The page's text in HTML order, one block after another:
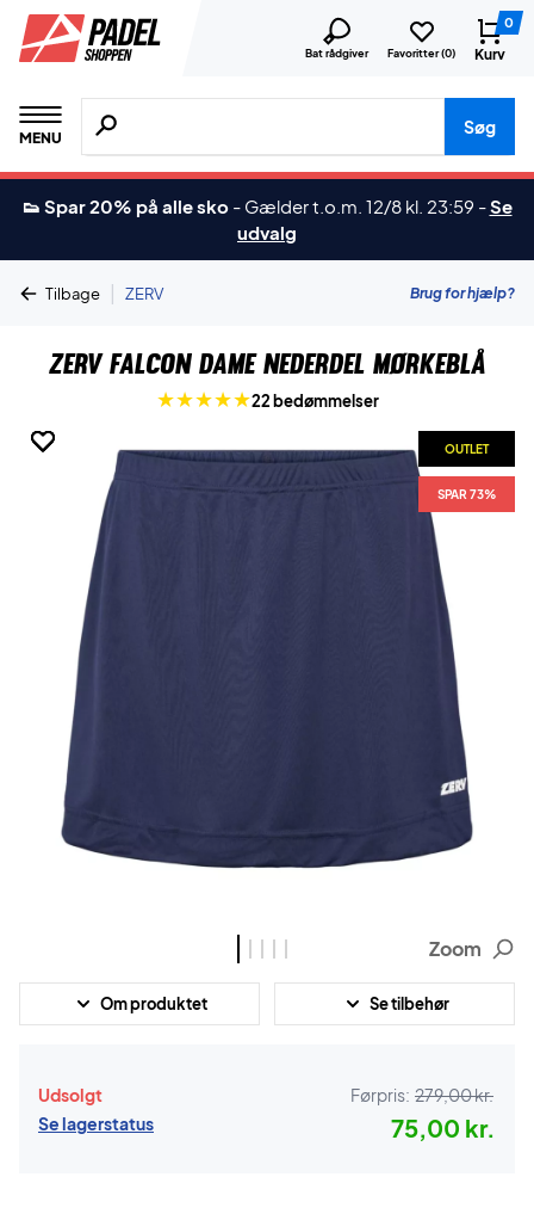
Bat rådgiver Favoritter (0)
0
Kurv
MENU
Søg efter produkter, mærker etc.
Søg
👟 Spar 20% på alle sko - Gælder t.o.m. 12/8 kl. 23:59 -Se
udvalg
Tilbage | ZERV Brug for hjælp?
ZERV Falcon Dame Nederdel Mørkeblå
22 bedømmelser
OUTLET
SPAR 73%
OUTLET
SPAR 73%
OUTLET
SPAR 73%
OUTLET
SPAR 73%
OUTLET
SPAR 73%
Zoom
Om produktet Se tilbehør
Udsolgt
Se lagerstatus
Førpris: 279,00 kr.
75,00 kr.